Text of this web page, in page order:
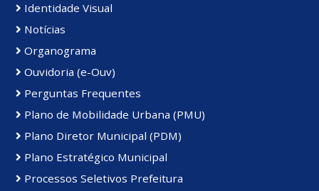
Identidade Visual
Notícias
Organograma
Ouvidoria (e-Ouv)
Perguntas Frequentes
Plano de Mobilidade Urbana (PMU)
Plano Diretor Municipal (PDM)
Plano Estratégico Municipal
Processos Seletivos Prefeitura